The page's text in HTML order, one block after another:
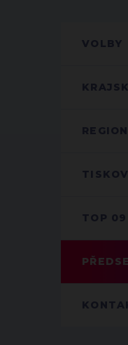
VOLBY
TOP